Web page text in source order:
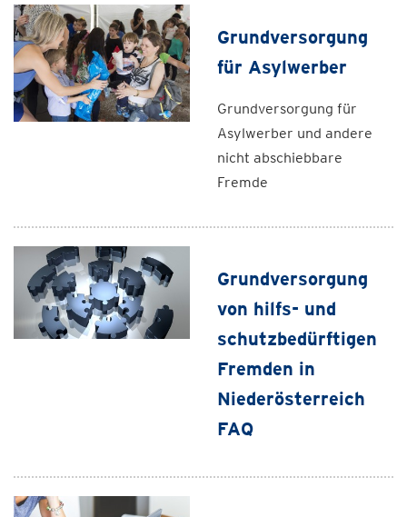
Grundversorgung
für Asylwerber
Grundversorgung für
Asylwerber und andere
nicht abschiebbare
Fremde
Grundversorgung
von hilfs- und
schutzbedürftigen
Fremden in
Niederösterreich
FAQ